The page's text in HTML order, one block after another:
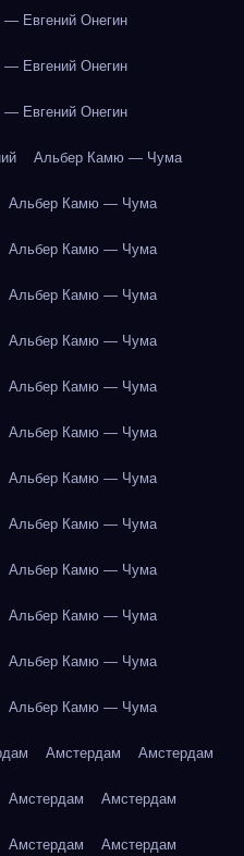
Евгений Онегин
Евгений Онегин
Евгений Онегин
Альбер Камю — Чума
Альбер Камю — Чума
Альбер Камю — Чума
Альбер Камю — Чума
Альбер Камю — Чума
Альбер Камю — Чума
Альбер Камю — Чума
Альбер Камю — Чума
Альбер Камю — Чума
Альбер Камю — Чума
Альбер Камю — Чума
Альбер Камю — Чума
Альбер Камю — Чума
Амстердам Амстердам
Амстердам Амстердам
Амстердам Амстердам